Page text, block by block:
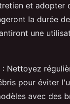
et adopter
la durée
une
: Nettoyez
pour éviter
avec des